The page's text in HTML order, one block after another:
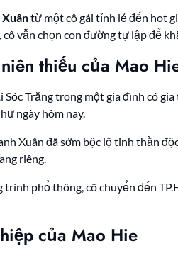
từ một cô gái tỉnh lẻ đến hot
vẫn chọn con đường tự lập để
thiếu của Mao
Sóc Trăng trong một gia đình có
ngày hôm nay.
Xuân đã sớm bộc lộ tinh thần
riêng.
trình phổ thông, cô chuyển đến
của Mao Hie